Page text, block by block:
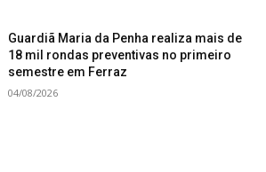
Guardiã Maria da Penha realiza mais de
18 mil rondas preventivas no primeiro
semestre em Ferraz
04/08/2026